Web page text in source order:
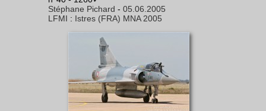
Stéphane Pichard - 05.06.2005
LFMI : Istres (FRA) MNA 2005